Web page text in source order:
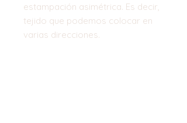
estampación asimétrica. Es decir,
tejido que podemos colocar en
varias direcciones.